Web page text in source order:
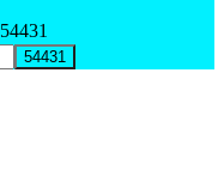
54431